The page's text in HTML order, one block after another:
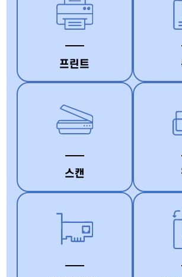
프린트
스캔